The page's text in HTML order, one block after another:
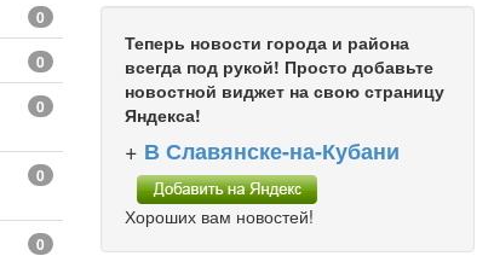
0
0
0
0
0
Теперь новости города и района
всегда под рукой! Просто добавьте
новостной виджет на свою страницу
Яндекса!
+ В Славянске-на-Кубани
Хороших вам новостей!